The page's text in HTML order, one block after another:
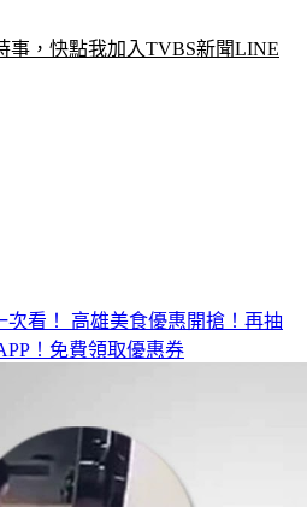
事，快點我加入TVBS新聞LINE
看！ 高雄美食優惠開搶！再抽
！免費領取優惠券